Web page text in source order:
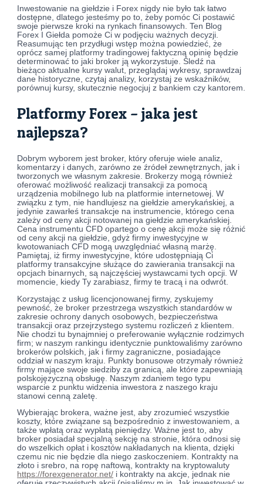
Inwestowanie na giełdzie i Forex nigdy nie było tak łatwo
dostępne, dlatego jesteśmy po to, żeby pomóc Ci postawić
swoje pierwsze kroki na rynkach finansowych. Ten Blog
Forex I Giełda pomoże Ci w podjęciu ważnych decyzji.
Reasumując ten przydługi wstęp można powiedzieć, że
oprócz samej platformy tradingowej faktyczną opinię będzie
determinować to jaki broker ją wykorzystuje. Śledź na
bieżąco aktualne kursy walut, przeglądaj wykresy, sprawdzaj
dane historyczne, czytaj analizy, korzystaj ze wskaźników,
porównuj kursy, skutecznie negocjuj z bankiem czy kantorem.
Platformy Forex – jaka jest
najlepsza?
Dobrym wyborem jest broker, który oferuje wiele analiz,
komentarzy i danych, zarówno ze źródeł zewnętrznych, jak i
tworzonych we własnym zakresie. Brokerzy mogą również
oferować możliwość realizacji transakcji za pomocą
urządzenia mobilnego lub na platformie internetowej. W
związku z tym, nie handlujesz na giełdzie amerykańskiej, a
jedynie zawarłeś transakcje na instrumencie, którego cena
zależy od ceny akcji notowanej na giełdzie amerykańskiej.
Cena instrumentu CFD opartego o cenę akcji może się różnić
od ceny akcji na giełdzie, gdyż firmy inwestycyjne w
kwotowaniach CFD mogą uwzględniać własną marżę.
Pamiętaj, iż firmy inwestycyjne, które udostępniają Ci
platformy transakcyjne służące do zawierania transakcji na
opcjach binarnych, są najczęściej wystawcami tych opcji. W
momencie, kiedy Ty zarabiasz, firmy te tracą i na odwrót.
Korzystając z usług licencjonowanej firmy, zyskujemy
pewność, że broker przestrzega wszystkich standardów w
zakresie ochrony danych osobowych, bezpieczeństwa
transakcji oraz przejrzystego systemu rozliczeń z klientem.
Nie chodzi tu bynajmniej o preferowanie wyłącznie rodzimych
firm; w naszym rankingu identycznie punktowaliśmy zarówno
brokerów polskich, jak i firmy zagraniczne, posiadające
oddział w naszym kraju. Punkty bonusowe otrzymały również
firmy mające swoje siedziby za granicą, ale które zapewniają
polskojęzyczną obsługę. Naszym zdaniem tego typu
wsparcie z punktu widzenia inwestora z naszego kraju
stanowi cenną zaletę.
Wybierając brokera, ważne jest, aby zrozumieć wszystkie
koszty, które związane są bezpośrednio z inwestowaniem, a
także wpłatą oraz wypłatą pieniędzy. Ważne jest to, aby
broker posiadał specjalną sekcję na stronie, która odnosi się
do wszelkich opłat i kosztów nakładanych na klienta, dzięki
czemu nic nie będzie dla niego zaskoczeniem. Kontrakty na
złoto i srebro, na ropę naftową, kontrakty na kryptowaluty
https://forexgenerator.net/ i kontrakty na akcje, jednak nie